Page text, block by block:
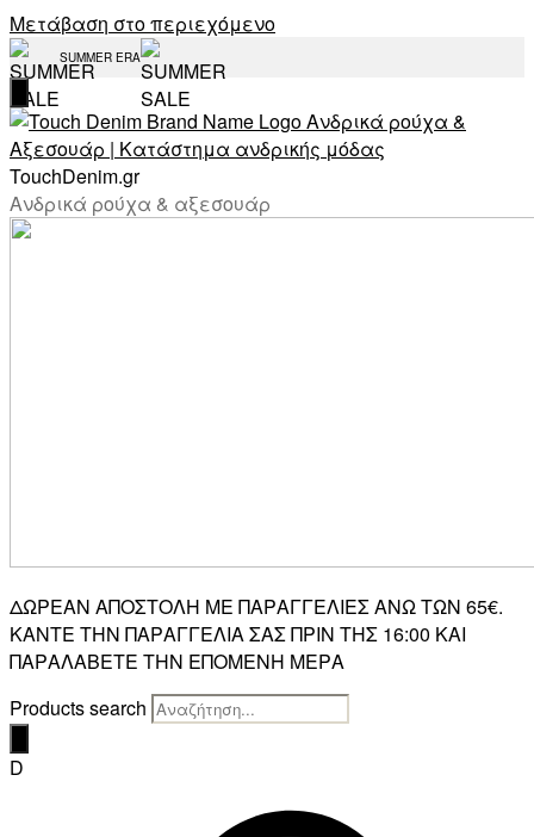
Μετάβαση στο περιεχόμενο
SUMMER ERA
TouchDenim.gr
Ανδρικά ρούχα & αξεσουάρ
ΔΩΡΕΑΝ ΑΠΟΣΤΟΛΗ ΜΕ ΠΑΡΑΓΓΕΛΙΕΣ ΑΝΩ ΤΩΝ 65€.
ΚΑΝΤΕ ΤΗΝ ΠΑΡΑΓΓΕΛΙΑ ΣΑΣ ΠΡΙΝ ΤΗΣ 16:00 ΚΑΙ
ΠΑΡΑΛΑΒΕΤΕ ΤΗΝ ΕΠΟΜΕΝΗ ΜΕΡΑ
Products search
D